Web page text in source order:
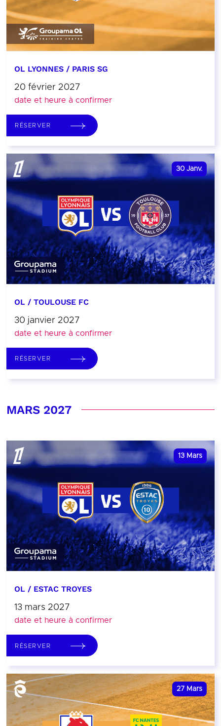
OL LYONNES / PARIS SG
20 février 2027
date et heure à confirmer
RÉSERVER
30 Janv.
OL / TOULOUSE FC
30 janvier 2027
date et heure à confirmer
RÉSERVER
MARS 2027
13 Mars
OL / ESTAC TROYES
13 mars 2027
date et heure à confirmer
RÉSERVER
27 Mars